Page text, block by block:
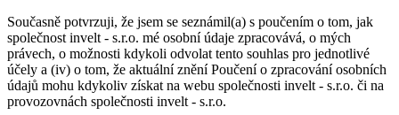
Současně potvrzuji, že jsem se seznámil(a) s poučením o tom, jak
společnost invelt - s.r.o. mé osobní údaje zpracovává, o mých
právech, o možnosti kdykoli odvolat tento souhlas pro jednotlivé
účely a (iv) o tom, že aktuální znění Poučení o zpracování osobních
údajů mohu kdykoliv získat na webu společnosti invelt - s.r.o. či na
provozovnách společnosti invelt - s.r.o.